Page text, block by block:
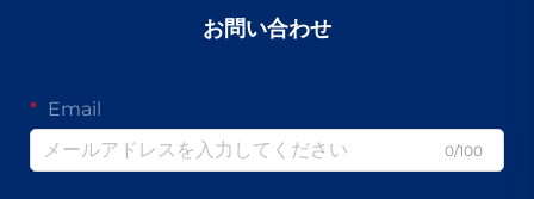
お問い合わせ
Email
0/100